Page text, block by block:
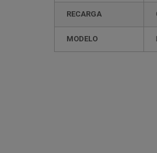
RECARGA
MODELO